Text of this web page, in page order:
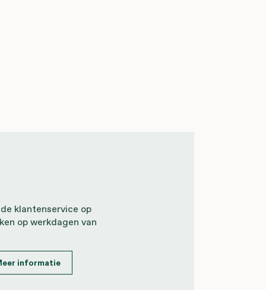
klantenservice op
op werkdagen van
informatie